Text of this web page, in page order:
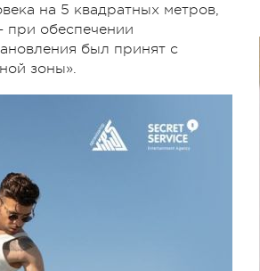
на 5 квадратных метров,
при обеспечении
был принят с
зоны».